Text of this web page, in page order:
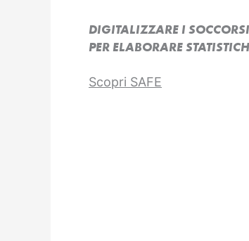
DIGITALIZZARE I
PER ELABORARE
Scopri SAFE